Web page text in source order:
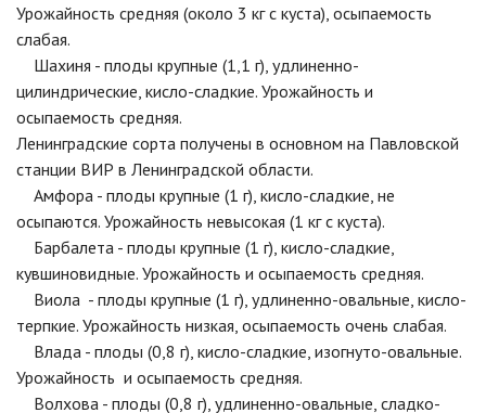
Урожайность средняя (около 3 кг с куста), осыпаемость
слабая.
Шахиня - плоды крупные (1,1 г), удлиненно-
цилиндрические, кисло-сладкие. Урожайность и
осыпаемость средняя.
Ленинградские сорта получены в основном на Павловской
станции ВИР в Ленинградской области.
Амфора - плоды крупные (1 г), кисло-сладкие, не
осыпаются. Урожайность невысокая (1 кг с куста).
Барбалета - плоды крупные (1 г), кисло-сладкие,
кувшиновидные. Урожайность и осыпаемость средняя.
Виола - плоды крупные (1 г), удлиненно-овальные, кисло-
терпкие. Урожайность низкая, осыпаемость очень слабая.
Влада - плоды (0,8 г), кисло-сладкие, изогнуто-овальные.
Урожайность и осыпаемость средняя.
Волхова - плоды (0,8 г), удлиненно-овальные, сладко-